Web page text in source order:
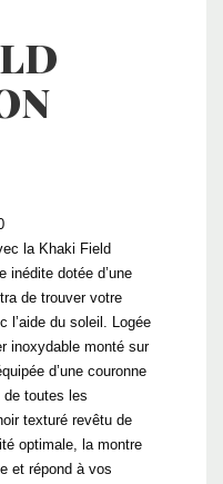
la Khaki Field
inédite dotée d’une
de trouver votre
l’aide du soleil. Logée
inoxydable monté sur
d’une couronne
toutes les
texturé revêtu de
optimale, la montre
et répond à vos